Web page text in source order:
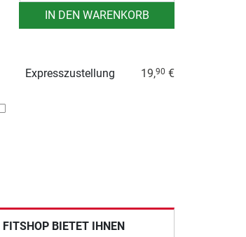
IN DEN WARENKORB
Expresszustellung 19,90 €
FITSHOP BIETET IHNEN